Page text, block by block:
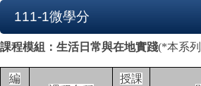
111-1微學分
課程模組：生活日常與在地實踐(*本系
編
授課